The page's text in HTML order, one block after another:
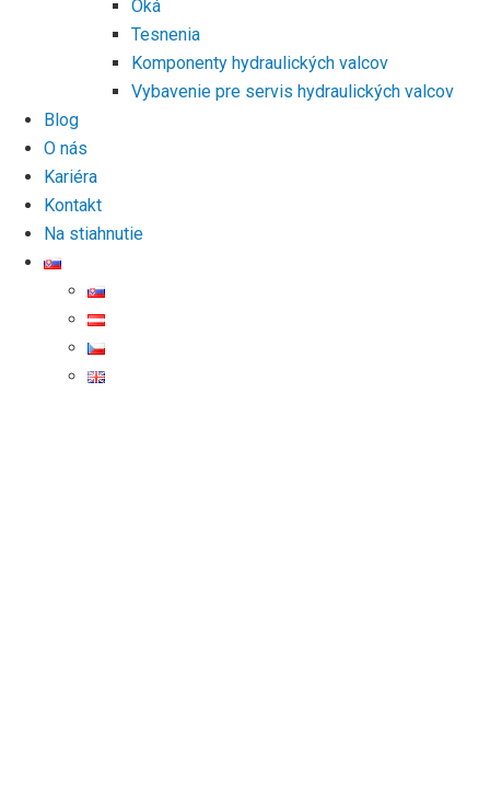
Oká
Tesnenia
Komponenty hydraulických valcov
Vybavenie pre servis hydraulických valcov
Blog
O nás
Kariéra
Kontakt
Na stiahnutie